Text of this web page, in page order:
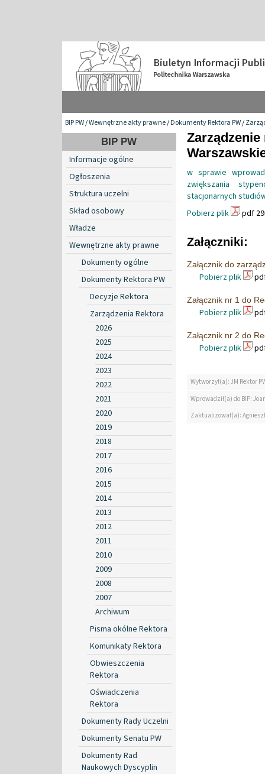
BIP PW/Wewnętrzne akty prawne/Dokumenty Rektora PW/
BIP PW
Informacje ogólne
Ogłoszenia
Struktura uczelni
Skład osobowy
Władze
Wewnętrzne akty prawne
Dokumenty ogólne
Dokumenty Rektora PW
Decyzje Rektora
Zarządzenia Rektora
2026
2025
2024
2023
2022
2021
2020
2019
2018
2017
2016
2015
2014
2013
2012
2011
2010
2009
2008
2007
Archiwum
Pisma okólne Rektora
Komunikaty Rektora
Obwieszczenia
Rektora
Oświadczenia
Rektora
Dokumenty Rady Uczelni
Dokumenty Senatu PW
Dokumenty Rad
Naukowych Dyscyplin
w sprawie
zwiększania
stacjonarnych
Pobierz plik
pdf
Załączniki:
Załącznik do
Pobierz plik
Załącznik nr 1 do
Pobierz plik
Załącznik nr 2 do
Pobierz plik
Wytworzył(a): JM Rektor
Wprowadził(a) do BIP:
Zaktualizował(a):